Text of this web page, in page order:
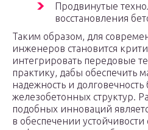
Продвинутые
восстановления
Таким образом, для
инженеров становится
интегрировать передовые
практику, дабы обеспечить
надежность и
железобетонных структур.
подобных инноваций
в обеспечении